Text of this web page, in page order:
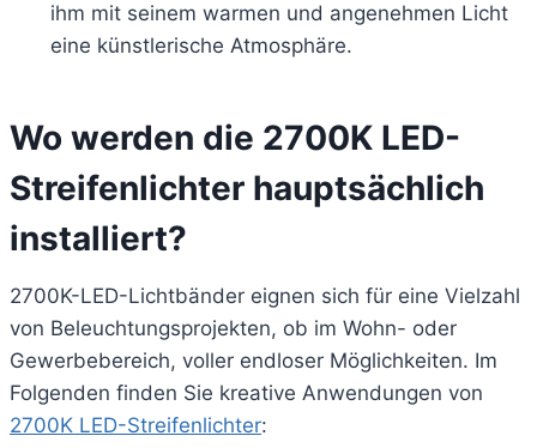
ihm mit seinem warmen und angenehmen Licht
eine künstlerische Atmosphäre.
Wo werden die 2700K LED-
Streifenlichter hauptsächlich
installiert?
2700K-LED-Lichtbänder eignen sich für eine Vielzahl
von Beleuchtungsprojekten, ob im Wohn- oder
Gewerbebereich, voller endloser Möglichkeiten. Im
Folgenden finden Sie kreative Anwendungen von
2700K LED-Streifenlichter: